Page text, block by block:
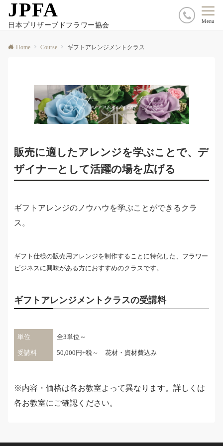
JPFA
日本プリザーブドフラワー協会
Menu
Home Course ギフトアレンジメントクラス
販売に適したアレンジを学ぶことで、デ
ザイナーとして活躍の場を広げる
ギフトアレンジのノウハウを学ぶことができるクラ
ス。
ギフト仕様の販売用アレンジを制作することに特化した、フラワー
ビジネスに興味がある方におすすめのクラスです。
ギフトアレンジメントクラスの受講料
単位 全3単位～
受講料 50,000円+税～ 花材・資材費込み
※内容・価格は各お教室よって異なります。詳しくは
各お教室にご確認ください。